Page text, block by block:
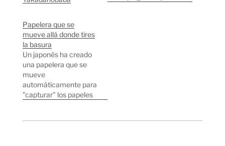
Papelera que se
mueve allá donde tires
la basura
Un japonés ha creado
una papelera que se
mueve
automáticamente para
"capturar" los papeles